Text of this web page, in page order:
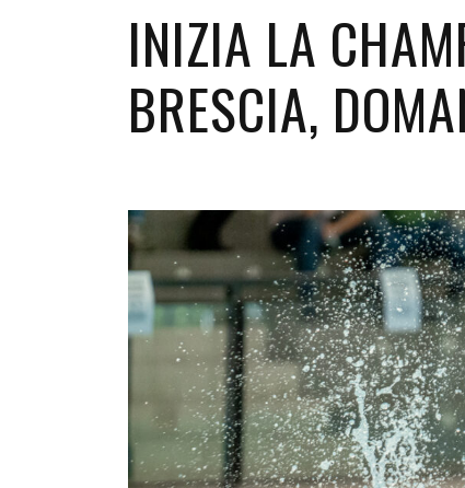
INIZIA LA
BRESCIA,